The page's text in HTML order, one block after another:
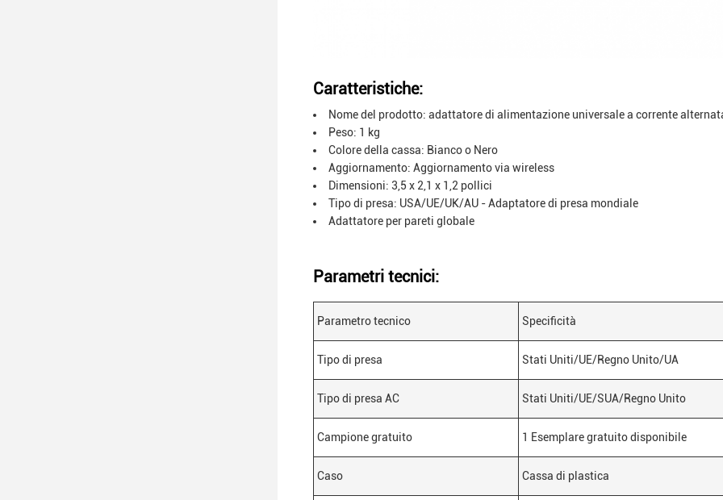
Caratteristiche:
Nome del prodotto: adattatore di alimentazione universale a corrente
Peso: 1 kg
Colore della cassa: Bianco o Nero
Aggiornamento: Aggiornamento via wireless
Dimensioni: 3,5 x 2,1 x 1,2 pollici
Tipo di presa: USA/UE/UK/AU - Adaptatore di presa mondiale
Adattatore per pareti globale
Parametri tecnici:
Parametro tecnico Specificità
Tipo di presa Stati Uniti/UE/Regno Unito/UA
Tipo di presa AC Stati Uniti/UE/SUA/Regno Unito
Campione gratuito 1 Esemplare gratuito disponibile
Caso Cassa di plastica